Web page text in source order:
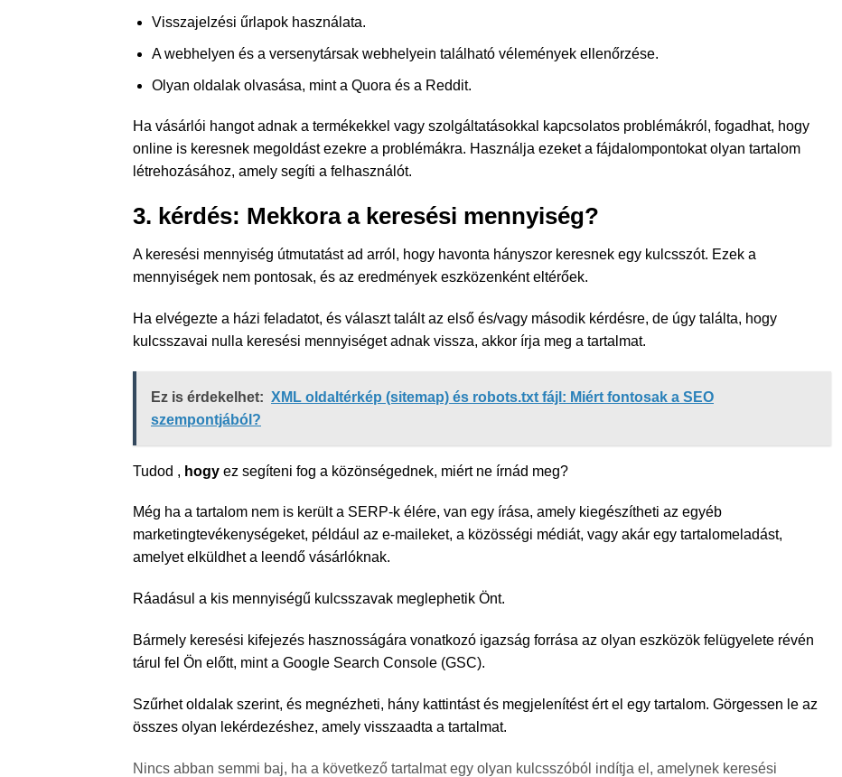
Visszajelzési űrlapok használata.
A webhelyen és a versenytársak webhelyein található vélemények ellenőrzése.
Olyan oldalak olvasása, mint a Quora és a Reddit.
Ha vásárlói hangot adnak a termékekkel vagy szolgáltatásokkal kapcsolatos problémákról, fogadhat, hogy
online is keresnek megoldást ezekre a problémákra. Használja ezeket a fájdalompontokat olyan tartalom
létrehozásához, amely segíti a felhasználót.
3. kérdés: Mekkora a keresési mennyiség?
A keresési mennyiség útmutatást ad arról, hogy havonta hányszor keresnek egy kulcsszót. Ezek a
mennyiségek nem pontosak, és az eredmények eszközenként eltérőek.
Ha elvégezte a házi feladatot, és választ talált az első és/vagy második kérdésre, de úgy találta, hogy
kulcsszavai nulla keresési mennyiséget adnak vissza, akkor írja meg a tartalmat.
Ez is érdekelhet: XML oldaltérkép (sitemap) és robots.txt fájl: Miért fontosak a SEO
szempontjából?
Tudod , hogy ez segíteni fog a közönségednek, miért ne írnád meg?
Még ha a tartalom nem is került a SERP-k élére, van egy írása, amely kiegészítheti az egyéb
marketingtevékenységeket, például az e-maileket, a közösségi médiát, vagy akár egy tartalomeladást,
amelyet elküldhet a leendő vásárlóknak.
Ráadásul a kis mennyiségű kulcsszavak meglephetik Önt.
Bármely keresési kifejezés hasznosságára vonatkozó igazság forrása az olyan eszközök felügyelete révén
tárul fel Ön előtt, mint a Google Search Console (GSC).
Szűrhet oldalak szerint, és megnézheti, hány kattintást és megjelenítést ért el egy tartalom. Görgessen le az
összes olyan lekérdezéshez, amely visszaadta a tartalmat.
Nincs abban semmi baj, ha a következő tartalmat egy olyan kulcsszóból indítja el, amelynek keresési